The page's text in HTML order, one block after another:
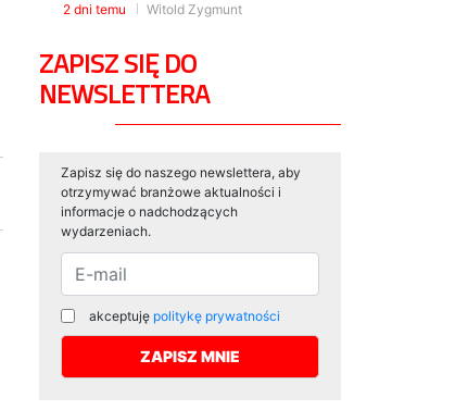
2 dni temu Witold Zygmunt
ZAPISZ SIĘ DO
NEWSLETTERA
Zapisz się do naszego newslettera, aby
otrzymywać branżowe aktualności i
informacje o nadchodzących
wydarzeniach.
akceptuję politykę prywatności